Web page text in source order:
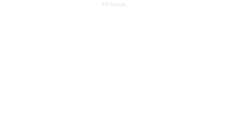
AD Footer